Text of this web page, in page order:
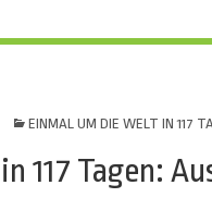
EINMAL UM DIE WELT IN 117
117 Tagen: